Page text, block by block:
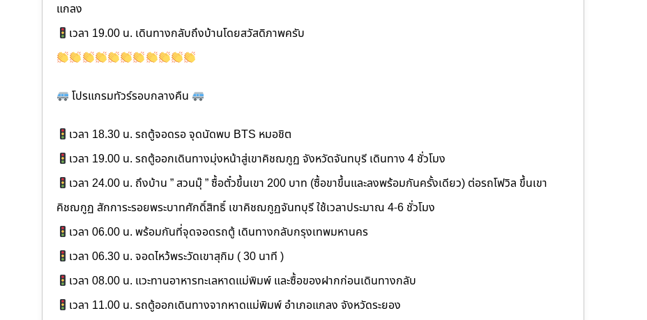
แกลง
เวลา 19.00 น. เดินทางกลับถึงบ้านโดยสวัสดิภาพครับ
โปรแกรมทัวร์รอบกลางคืน
เวลา 18.30 น. รถตู้จอดรอ จุดนัดพบ BTS หมอชิต
เวลา 19.00 น. รถตู้ออกเดินทางมุ่งหน้าสู่เขาคิชฌกูฏ จังหวัดจันทบุรี เดินทาง 4 ชั่วโมง
เวลา 24.00 น. ถึงบ้าน ” สวนมุ๊ ” ซื้อตั๋วขึ้นเขา 200 บาท (ซื้อขาขึ้นและลงพร้อมกันครั้งเดียว) ต่อรถโฟวิล ขึ้นเขา
คิชฌกูฏ สักการะรอยพระบาทศักดิ์สิทธิ์ เขาคิชฌกูฏจันทบุรี ใช้เวลาประมาณ 4-6 ชั่วโมง
เวลา 06.00 น. พร้อมกันที่จุดจอดรถตู้ เดินทางกลับกรุงเทพมหานคร
เวลา 06.30 น. จอดไหว้พระวัดเขาสุกิม ( 30 นาที )
เวลา 08.00 น. แวะทานอาหารทะเลหาดแม่พิมพ์ และซื้อของฝากก่อนเดินทางกลับ
เวลา 11.00 น. รถตู้ออกเดินทางจากหาดแม่พิมพ์ อำเภอแกลง จังหวัดระยอง